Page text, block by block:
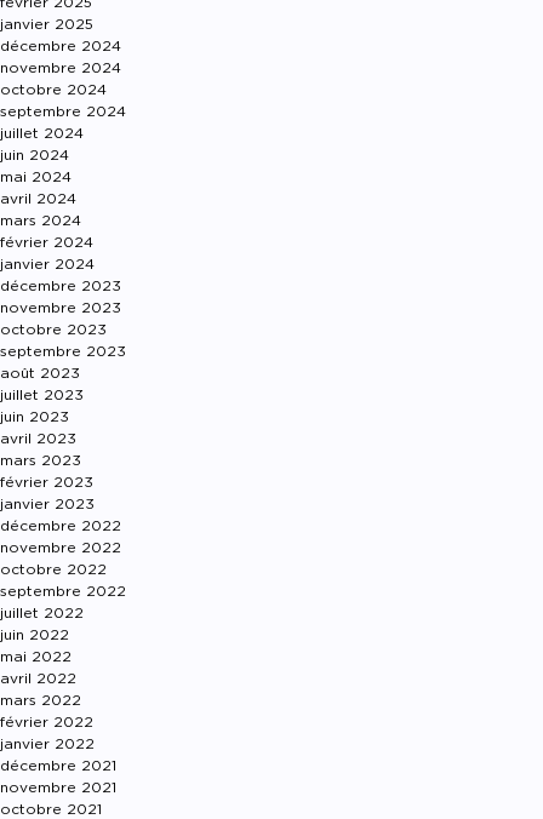
janvier 2025
décembre 2024
novembre 2024
octobre 2024
septembre 2024
juillet 2024
juin 2024
mai 2024
avril 2024
mars 2024
février 2024
janvier 2024
décembre 2023
novembre 2023
octobre 2023
septembre 2023
août 2023
juillet 2023
juin 2023
avril 2023
mars 2023
février 2023
janvier 2023
décembre 2022
novembre 2022
octobre 2022
septembre 2022
juillet 2022
juin 2022
mai 2022
avril 2022
mars 2022
février 2022
janvier 2022
décembre 2021
novembre 2021
octobre 2021